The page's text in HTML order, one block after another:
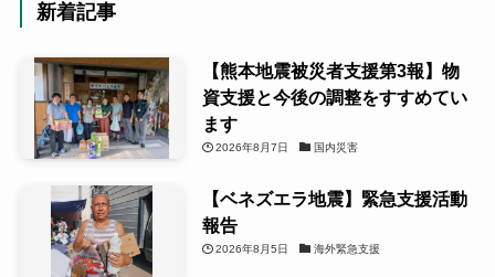
新着記事
【熊本地震被災者支援第3報】物
資支援と今後の調整をすすめてい
ます
2026年8月7日 国内災害
【ベネズエラ地震】緊急支援活動
報告
2026年8月5日 海外緊急支援